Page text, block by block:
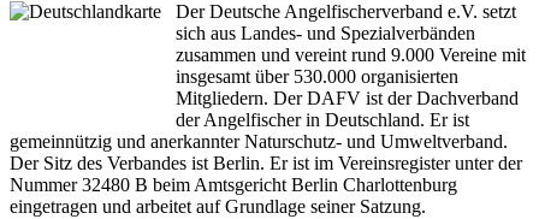
Der Deutsche Angelfischerverband e.V. setzt
sich aus Landes- und Spezialverbänden
zusammen und vereint rund 9.000 Vereine mit
insgesamt über 530.000 organisierten
Mitgliedern. Der DAFV ist der Dachverband
der Angelfischer in Deutschland. Er ist
gemeinnützig und anerkannter Naturschutz- und Umweltverband.
Der Sitz des Verbandes ist Berlin. Er ist im Vereinsregister unter der
Nummer 32480 B beim Amtsgericht Berlin Charlottenburg
eingetragen und arbeitet auf Grundlage seiner Satzung.